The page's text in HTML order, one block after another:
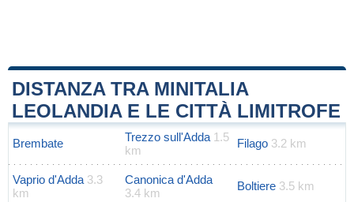
DISTANZA TRA MINITALIA
LEOLANDIA E LE CITTÀ LIMITROFE
Brembate Trezzo sull'Adda 1.5
km
Filago 3.2 km
Vaprio d'Adda 3.3
km
Canonica d'Adda
3.4 km
Boltiere 3.5 km